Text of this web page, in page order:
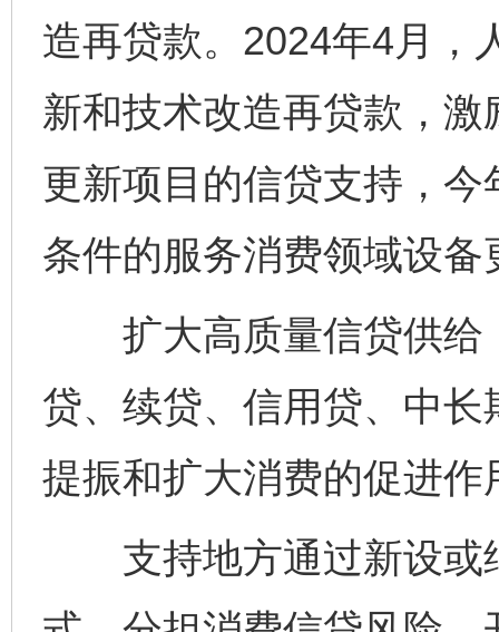
造再贷款。2024年4月，
新和技术改造再贷款，
更新项目的信贷支持，
条件的服务消费领域设
扩大高质量信贷供给
贷、续贷、信用贷、中
提振和扩大消费的促进作
支持地方通过新设或
完善运行机制助力责任有效落实 一纸欠
东山县通报“牛蛙产品抗生素超标问题” 法